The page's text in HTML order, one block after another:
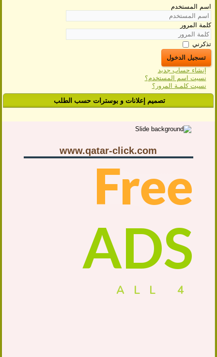
اسم المستخدم
كلمة المرور
تذكرني
تسجيل الدخول
إنشاء حساب جديد
نسيت اسم المستخدم؟
نسيت كلمـة المرور؟
تصميم إعلانات و بوسترات حسب الطلب
www.qatar-click.com
Free
ADS
4 ALL